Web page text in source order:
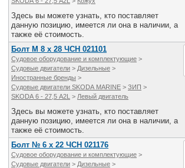
Здесь вы можете узнать, кто поставляет
данную позицию, имеется ли она в наличии, а
также её стоимость.
Болт M 8 х 28 ЧСН 021101
Судовое оборудование и комплектующие >
Судовые двигатели > Дизельные >
Иностранные бренды >
Судовые двигатели SKODA MARINE > ЗИП >
SKODA 6 - 27,5 A2L > Левый двигатель
Здесь вы можете узнать, кто поставляет
данную позицию, имеется ли она в наличии, а
также её стоимость.
Болт № 6 х 22 ЧСН 021176
Судовое оборудование и комплектующие >
Судовые двигатели > Дизельные >